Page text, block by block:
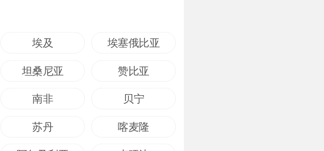
埃及 埃塞俄比亚
坦桑尼亚 赞比亚
南非 贝宁
苏丹 喀麦隆